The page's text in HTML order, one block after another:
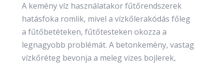
A kemény víz használatakor fűtőrendszerek
hatásfoka romlik, mivel a vízkőlerakódás főleg
a fűtőbetéteken, fűtőtesteken okozza a
legnagyobb problémát. A betonkemény, vastag
vízkőréteg bevonja a meleg vizes bojlerek,